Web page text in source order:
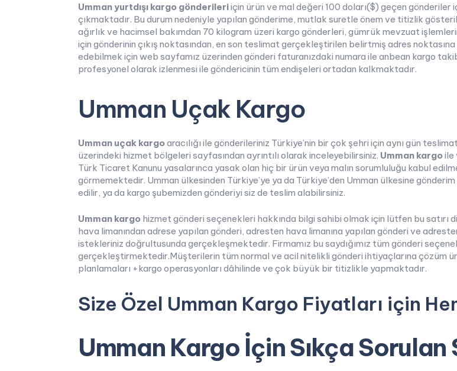
Umman yurtdışı kargo gönderileriiçin ürün ve mal değeri 100 doları($) geçen
çıkmaktadır. Bu durum nedeniyle yapılan gönderime, mutlak suretle önem ve titizlik
ağırlık ve hacimsel bakımdan 70 kilogram üzeri kargo gönderleri, gümrük mevzuat
için gönderinin çıkış noktasından, en son teslimat gerçekleştirilen belirtmiş adres
edebilmek için web sayfamız üzerinden gönderi faturanızdaki numara ile anbean kargo
profesyonel olarak izlenmesi ile göndericinin tüm endişeleri ortadan kalkmaktadır.
Umman Uçak Kargo
Umman uçak kargoaracılığı ile gönderileriniz Türkiye’nin bir çok şehri için aynı gün
üzerindeki hizmet bölgeleri sayfasından ayrıntılı olarak inceleyebilirsiniz. Umman kargoile
Türk Ticaret Kanunu yasalarınca yasak olan hiç bir ürün veya malın sorumluluğu kabul
görmemektedir. Umman ülkesinden Türkiye’ye ya da Türkiye’den Umman ülkesine
edilir, ya da kargo şubemizden gönderiyi siz de teslim alabilirsiniz.
Umman kargo hizmet gönderi seçenekleri hakkında bilgi sahibi olmak için lütfen bu satırı
hava limanından adrese yapılan gönderi, adresten hava limanına yapılan gönderi ve
istekleriniz doğrultusunda gerçekleşmektedir. Firmamız bu saydığımız tüm gönderi
gerçekleştirmektedir.Müşterilerin tüm normal ve acil nitelikli gönderi ihtiyaçlarına çözüm
planlamaları +kargo operasyonları dâhilinde ve çok büyük bir titizlikle yapmaktadır.
Size Özel Umman Kargo Fiyatları için
Umman Kargo İçin Sıkça Sorulan